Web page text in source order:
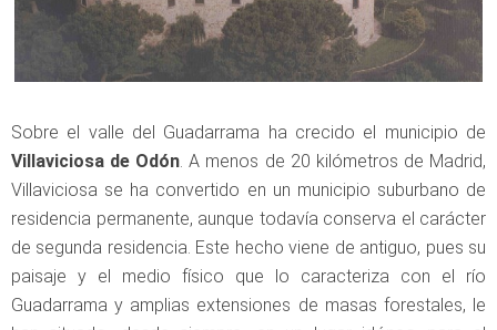
Sobre el valle del Guadarrama ha crecido el municipio de
Villaviciosa de Odón. A menos de 20 kilómetros de Madrid,
Villaviciosa se ha convertido en un municipio suburbano de
residencia permanente, aunque todavía conserva el carácter
de segunda residencia. Este hecho viene de antiguo, pues su
paisaje y el medio físico que lo caracteriza con el río
Guadarrama y amplias extensiones de masas forestales, le